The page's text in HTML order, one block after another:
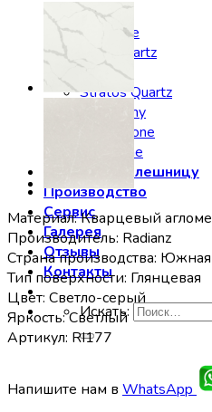
Radianz
Silestone
Smartquartz
Staron
Stratos Quartz
Symphony
Technistone
Vicostone
Заказать столешницу
Производство
Сервис
Галерея
Отзывы
Контакты
Искать:
Материал: Кварцевый
Производитель: Radianz
Страна производства:
Тип поверхности: Глянцевая
Цвет: Светло-серый
Яркость: Светлый
Артикул: RI177
Напишите нам в WhatsApp